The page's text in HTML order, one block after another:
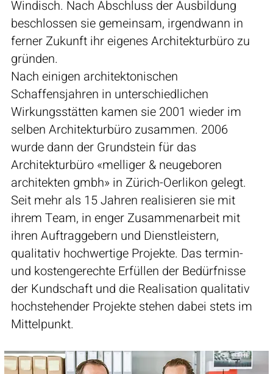
Windisch. Nach Abschluss der Ausbildung
beschlossen sie gemeinsam, irgendwann in
ferner Zukunft ihr eigenes Architekturbüro zu
gründen.
Nach einigen architektonischen
Schaffensjahren in unterschiedlichen
Wirkungsstätten kamen sie 2001 wieder im
selben Architekturbüro zusammen. 2006
wurde dann der Grundstein für das
Architekturbüro «melliger & neugeboren
architekten gmbh» in Zürich-Oerlikon gelegt.
Seit mehr als 15 Jahren realisieren sie mit
ihrem Team, in enger Zusammenarbeit mit
ihren Auftraggebern und Dienstleistern,
qualitativ hochwertige Projekte. Das termin-
und kostengerechte Erfüllen der Bedürfnisse
der Kundschaft und die Realisation qualitativ
hochstehender Projekte stehen dabei stets im
Mittelpunkt.